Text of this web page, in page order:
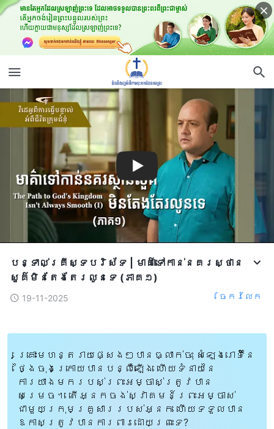
បន្ទាល់គ្រីស្ទបរិស័ទ | មាគ៌ាទៅកាន់នគរស្ថាន
សួគ៌មិនតែងតែរលូនទេ (ភាគ១)
19-11-2025 ចែក​រំលែក
គ្រោះមហន្តរាយផ្សេងៗបានធ្លាក់ចុះ សំឡេងរោទិ៍នៃ
ថ្ងៃចុងក្រោយបានបន្លឺឡើង ហើយទំនាយនៃ
ការយាងមករបស់ព្រះអម្ចាស់ត្រូវបាន
សម្រេច។ តើអ្នកចង់ស្វាគមន៍ព្រះអម្ចាស់
ជាមួយក្រុមគ្រួសាររបស់អ្នក ហើយទទួលបាន
ឱកាសត្រូវបានការពារដោយព្រះទេ?